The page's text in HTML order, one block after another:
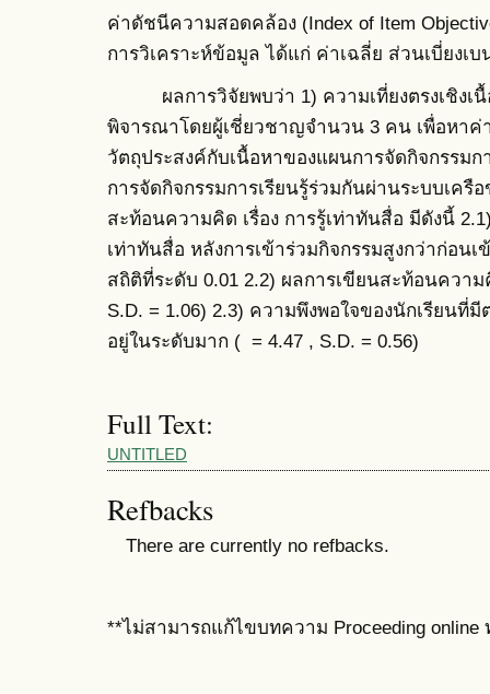
ค่าดัชนีความสอดคล้อง (Index of Item
การวิเคราะห์ข้อมูล ได้แก่ ค่าเฉลี่ย ส่วนเบี่ยง
ผลการวิจัยพบว่า 1) ความเที่ยงตรงเชิงเนื้อ
พิจารณาโดยผู้เชี่ยวชาญจำนวน 3 คน เพื่อหาค่
วัตถุประสงค์กับเนื้อหาของแผนการจัดกิจกรรม
การจัดกิจกรรมการเรียนรู้ร่วมกันผ่านระบบเครื
สะท้อนความคิด เรื่อง การรู้เท่าทันสื่อ มีดังนี้
เท่าทันสื่อ หลังการเข้าร่วมกิจกรรมสูงกว่าก่อน
สถิติที่ระดับ 0.01 2.2) ผลการเขียนสะท้อนควา
S.D. = 1.06) 2.3) ความพึงพอใจของนักเรียนที่
อยู่ในระดับมาก ( = 4.47 , S.D. = 0.56)
Full Text:
UNTITLED
Refbacks
There are currently no refbacks.
**ไม่สามารถแก้ไขบทความ Proceeding